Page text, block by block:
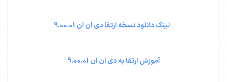
لینک دانلود نسخه ارتقا دی ان ان 9.00.01
آموزش ارتقا به دی ان ان 9.00.01